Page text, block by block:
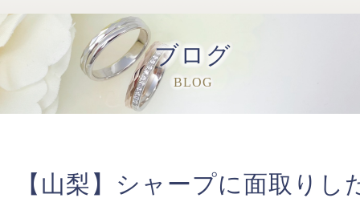
ブログ
BLOG
【山梨】シャープに面取りし